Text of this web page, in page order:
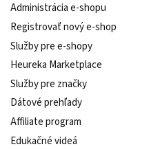
Administrácia e-shopu
Registrovať nový e-shop
Služby pre e‑shopy
Heureka Marketplace
Služby pre značky
Dátové prehľady
Affiliate program
Edukačné videá